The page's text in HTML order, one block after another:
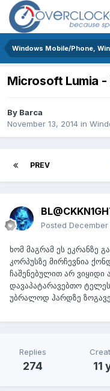
Windows Mobile/Phone,
Microsoft Lumia -
By Barca
November 13, 2014 in
PREV
Posted December
ხომ მაგრამ ეს ეკრანზე
კორპუსზე მირჩევნია
ჩაშენებულით არ ვიყიდი
დავაპატარავებთო
უბრალოდ ჰარდზე
Replies
274 11